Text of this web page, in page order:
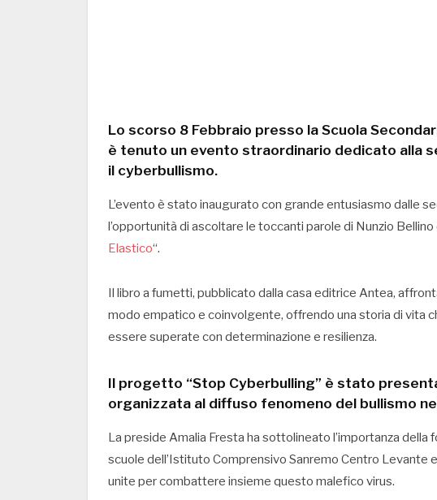
Lo scorso 8 Febbraio presso la Scuola
è tenuto un evento straordinario dedicato alla
il cyberbullismo.
L’evento è stato inaugurato con grande entusiasmo dalle
l’opportunità di ascoltare le toccanti parole di Nunzio
Elastico“.
Il libro a fumetti, pubblicato dalla casa editrice Antea,
modo empatico e coinvolgente, offrendo una storia di vita
essere superate con determinazione e resilienza.
Il progetto “Stop Cyberbulling” è stato
organizzata al diffuso fenomeno del bullismo
La preside Amalia Fresta ha sottolineato l’importanza della
scuole dell’Istituto Comprensivo Sanremo Centro Levante
unite per combattere insieme questo malefico virus.